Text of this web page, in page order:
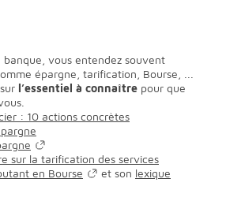
banque, vous entendez souvent
épargne, tarification, Bourse, ...
l’essentiel à connaître pour que
: 10 actions concrètes
sur la tarification des services
en Bourse
et son lexique